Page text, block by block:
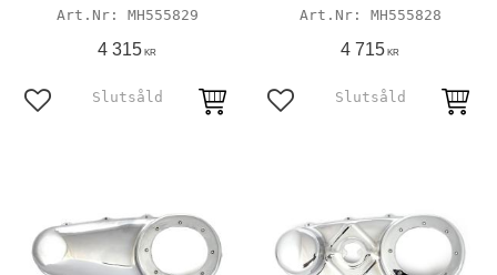
MH555829
4 315 KR
Lägg till i favoriter
MH555828
4 715 KR
Lägg till i favoriter